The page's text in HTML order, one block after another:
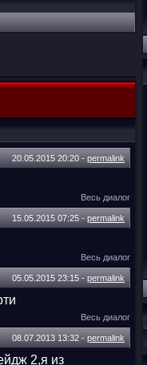
20.05.2015 20:20 - permalink
Весь диалог
15.05.2015 07:25 - permalink
Весь диалог
05.05.2015 23:15 - permalink
Весь диалог
08.07.2013 13:32 - permalink
2,я из